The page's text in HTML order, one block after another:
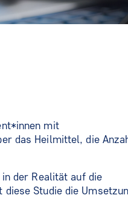
mit
das Heilmittel, die
der Realität auf die
Studie die